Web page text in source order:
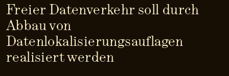
Freier Datenverkehr soll durch
Abbau von
Datenlokalisierungsauflagen
realisiert werden